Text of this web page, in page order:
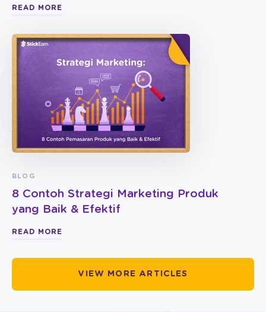
READ MORE
BLOG
8 Contoh Strategi Marketing Produk
yang Baik & Efektif
READ MORE
VIEW MORE ARTICLES